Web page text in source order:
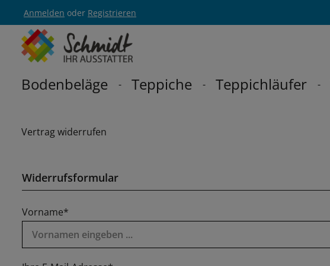
Hauptnavigation springen
Anmelden oder Registrieren
Bodenbeläge Teppiche Teppichläufer
Vertrag widerrufen
Widerrufsformular
Vorname*